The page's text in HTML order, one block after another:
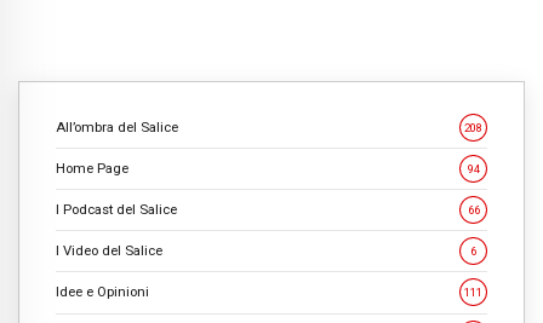
All’ombra del Salice 208
Home Page 94
I Podcast del Salice 66
I Video del Salice 6
Idee e Opinioni 111